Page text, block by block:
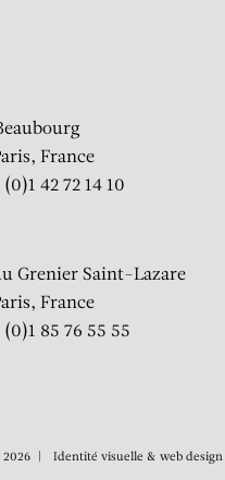
France
42 72 14 10
Grenier Saint-Lazare
France
85 76 55 55
Identité visuelle & web design